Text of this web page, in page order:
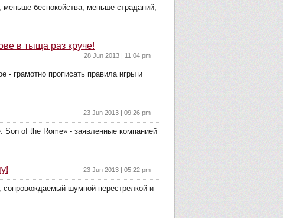
меньше беспокойства, меньше страданий,
в тыща раз круче!
28 Jun 2013 | 11:04 pm
- грамотно прописать правила игры и
23 Jun 2013 | 09:26 pm
Son of the Rome» - заявленные компанией
23 Jun 2013 | 05:22 pm
сопровождаемый шумной перестрелкой и